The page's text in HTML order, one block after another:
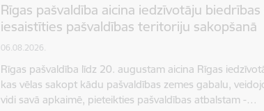
Rīgas pašvaldība aicina iedzīvotāju
iesaistīties pašvaldības teritoriju sakopšanā
06.08.2026.
Rīgas pašvaldība līdz 20. augustam aicina Rīgas
kas vēlas sakopt kādu pašvaldības zemes gabalu,
vidi savā apkaimē, pieteikties pašvaldības atbalstam -…